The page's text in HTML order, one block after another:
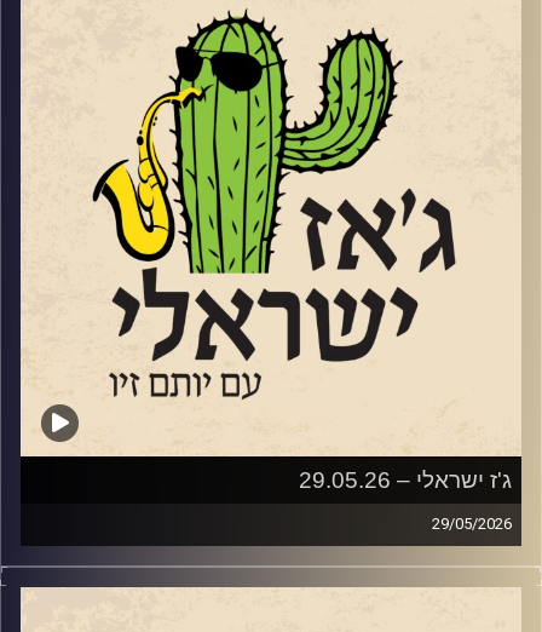
מתכתב עם השם של אחד מאלבומי המופת של אוונס עצמו
משנת 1960. נועה תופיע בתחילת יולי בשני מופעים בהפקת
קהילת הג'ז הישראלית שמוביל ברק וייס. הראשון יהיה מחווה
ל"גבירתי הנאווה"
והשני לסיפור "הפרברים"
שוחחנו איתה על תהליך היצירה, על המוזיקה שלה על התוכניות
קרדיט תמונות: רותם בר-אילן
ג'ז ישראלי – 29.05.26
29/05/2026
השבוע בג'ז ישראלי